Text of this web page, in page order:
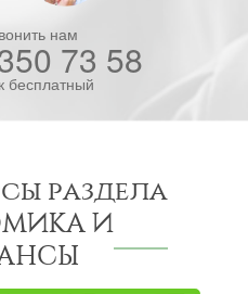
нам
73 58
бесплатный
раздела
И